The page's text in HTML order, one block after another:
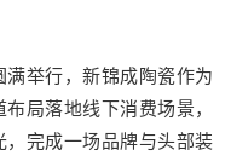
举行，新锦成陶瓷作为
局落地线下消费场景，
完成一场品牌与头部装